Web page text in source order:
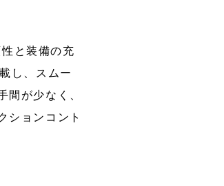
と装備の充
し、スムー
間が少なく、
ションコント